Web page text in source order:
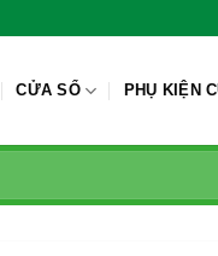
CỬA SỔ PHỤ KIỆN